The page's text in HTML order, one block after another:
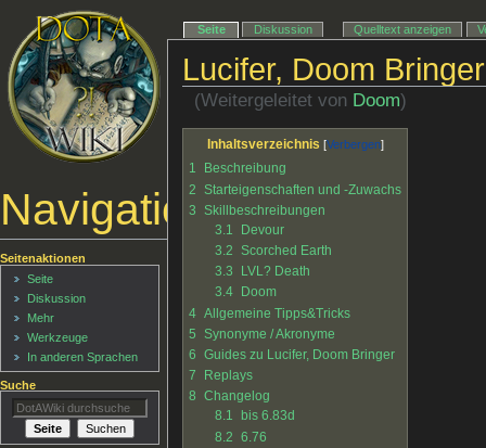
Lucifer, Doom Bringer
(Weitergeleitet von Doom)
Inhaltsverzeichnis
1
Beschreibung
2 Starteigenschaften und -Zuwachs
3 Skillbeschreibungen
3.1
Devour
3.2 Scorched Earth
3.3
LVL? Death
3.4
Doom
4 Allgemeine Tipps&Tricks
5 Synonyme / Akronyme
6 Guides zu Lucifer, Doom Bringer
7
Replays
8 Changelog
8.1
bis 6.83d
8.2 6.76
Navigationsmenü
Seite Diskussion Quelltext anzeigen
Seitenaktionen
Seite
Diskussion
Mehr
Werkzeuge
In anderen Sprachen
Suche